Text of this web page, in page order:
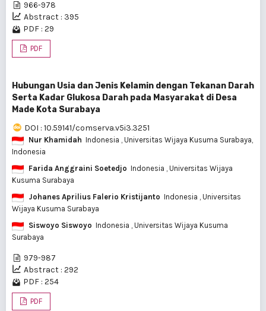
966-978
Abstract : 395
PDF : 29
PDF
Hubungan Usia dan Jenis Kelamin dengan Tekanan Darah
Serta Kadar Glukosa Darah pada Masyarakat di Desa
Made Kota Surabaya
DOI : 10.59141/comserva.v5i3.3251
Nur Khamidah Indonesia , Universitas Wijaya Kusuma Surabaya,
Indonesia
Farida Anggraini Soetedjo Indonesia , Universitas Wijaya
Kusuma Surabaya
Johanes Aprilius Falerio Kristijanto Indonesia , Universitas
Wijaya Kusuma Surabaya
Siswoyo Siswoyo Indonesia , Universitas Wijaya Kusuma
Surabaya
979-987
Abstract : 292
PDF : 254
PDF